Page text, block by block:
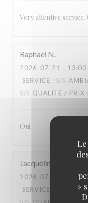
»
Very attentive
Raphael N
2026-07-21 - 13:00
SERVICE : 5/5
5/5 QUALITÉ / PRIX :
Oui
Jacqueline
2026-07-18
- 19:30
SERVICE